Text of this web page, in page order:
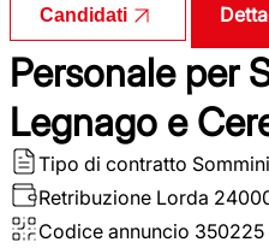
Candidati
Personale per
Legnago e
Tipo di contratto
Retribuzione Lorda
Codice annuncio 350225